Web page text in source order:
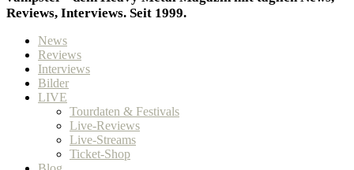
Reviews, Interviews. Seit 1999.
News
Reviews
Interviews
Bilder
LIVE
Tourdaten & Festivals
Live-Reviews
Live-Streams
Ticket-Shop